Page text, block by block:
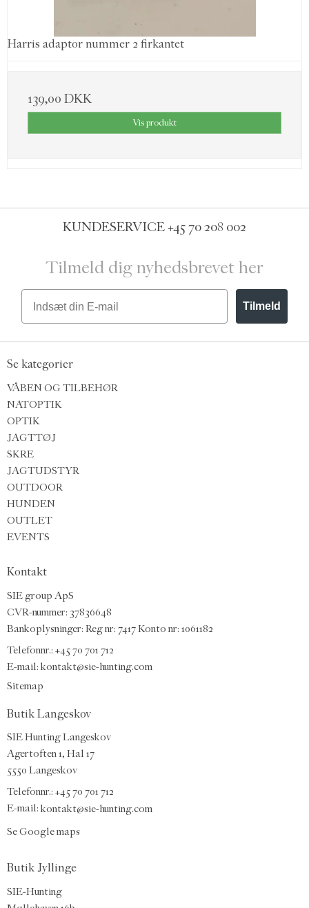
Harris adaptor nummer 2 firkantet
139,00 DKK
Vis produkt
KUNDESERVICE+45 70 208 002
Tilmeld dig nyhedsbrevet her
Email
Tilmeld
Se kategorier
VÅBEN OG TILBEHØR
NATOPTIK
OPTIK
JAGTTØJ
SKRE
JAGTUDSTYR
OUTDOOR
HUNDEN
OUTLET
EVENTS
Kontakt
SIE group ApS
CVR-nummer: 37836648
Bankoplysninger: Reg nr: 7417 Konto nr: 1061182
Telefonnr.: +45 70 701 712
E-mail: kontakt@sie-hunting.com
Sitemap
Butik Langeskov
SIE Hunting Langeskov
Agertoften 1, Hal 17
5550 Langeskov
Telefonnr.: +45 70 701 712
E-mail: kontakt@sie-hunting.com
Se Google maps
Butik Jyllinge
SIE-Hunting